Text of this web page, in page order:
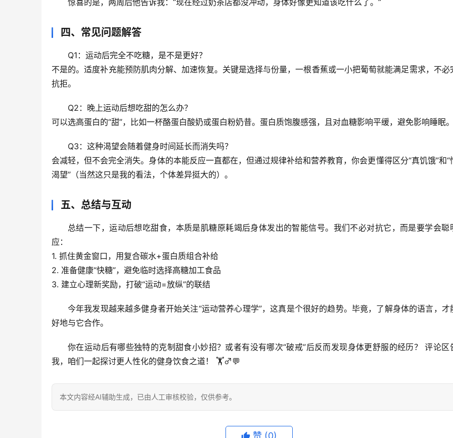
四、常见问题解答
Q1：运动后完全不吃糖，是不是更好？
不是的。适度补充能预防肌肉分解、加速恢复。关键是选择与份量，一根香蕉或一小把葡萄就能满足需求，不必
抗拒。
Q2：晚上运动后想吃甜的怎么办？
可以选高蛋白的“甜”，比如一杯酪蛋白酸奶或蛋白粉奶昔。蛋白质饱腹感强，且对血糖影响平缓，避免影响睡眠
Q3：这种渴望会随着健身时间延长而消失吗？
会减轻，但不会完全消失。身体的本能反应一直都在，但通过规律补给和营养教育，你会更懂得区分“真饥饿”和“
渴望” （当然这只是我的看法，个体差异挺大的）。
五、总结与互动
总结一下，运动后想吃甜食，本质是肌糖原耗竭后身体发出的智能信号。我们不必对抗它，而是要学会聪
应：
1. 抓住黄金窗口 ，用复合碳水+蛋白质组合补给
2. 准备健康“快糖”，避免临时选择高糖加工食品
3. 建立心理新奖励，打破“运动=放纵”的联结
今年我发现越来越多健身者开始关注“运动营养心理学”，这真是个很好的趋势。毕竟，了解身体的语言，才
好地与它合作。
你在运动后有哪些独特的克制甜食小妙招？或者有没有哪次“破戒”后反而发现身体更舒服的经历？
评论区
我，咱们一起探讨更人性化的健身饮食之道！ 🏋️♂️💬
本文内容经AI辅助生成，已由人工审核校验，仅供参考。
赞 (0)